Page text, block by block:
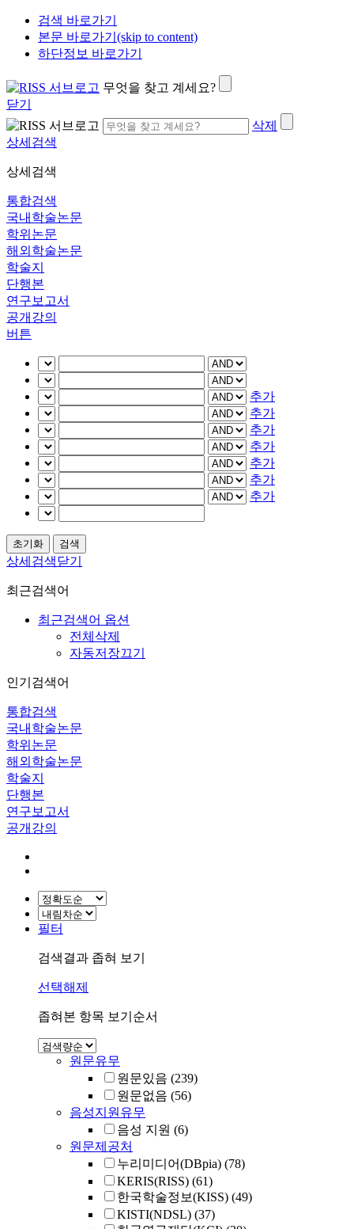
검색 바로가기
본문 바로가기(skip to content)
하단정보 바로가기
무엇을 찾고 계세요?
닫기
삭제
상세검색
상세검색
통합검색
국내학술논문
학위논문
해외학술논문
학술지
단행본
연구보고서
공개강의
버튼
추가
추가
추가
추가
추가
추가
추가
상세검색닫기
최근검색어
최근검색어 옵션
전체삭제
자동저장끄기
인기검색어
통합검색
국내학술논문
학위논문
해외학술논문
학술지
단행본
연구보고서
공개강의
필터
검색결과 좁혀 보기
선택해제
좁혀본 항목 보기순서
원문유무
원문있음 (239)
원문없음 (56)
음성지원유무
음성 지원 (6)
원문제공처
누리미디어(DBpia) (78)
KERIS(RISS) (61)
한국학술정보(KISS) (49)
KISTI(NDSL) (37)